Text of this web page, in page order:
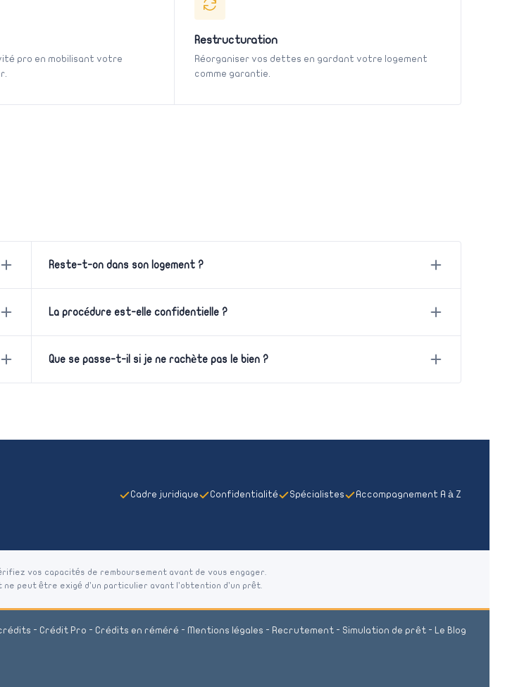
pro en mobilisant votre
Restructuration
Réorganiser vos dettes en gardant votre logement
comme garantie.
Reste-t-on dans son logement ?
La procédure est-elle confidentielle ?
Que se passe-t-il si je ne rachète pas le bien ?
Cadre juridique Confidentialité Spécialistes Accompagnement A à Z
vos capacités de remboursement avant de vous engager.
peut être exigé d’un particulier avant l’obtention d’un prêt.
- Crédit Pro - Crédits en réméré - Mentions légales - Recrutement- Simulation de prêt- Le Blog